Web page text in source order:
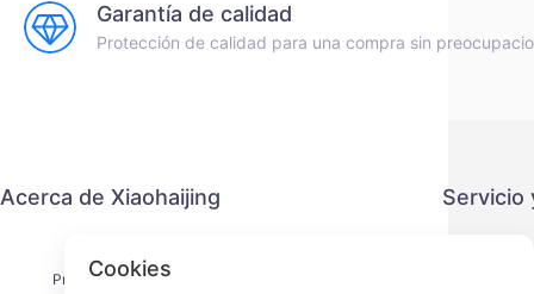
Garantía de calidad
Protección de calidad para una compra sin
Acerca de Xiaohaijing
Proceso de envío
Servicio
Cookies